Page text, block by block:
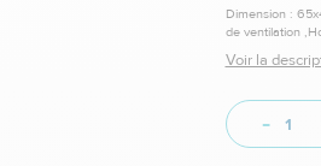
Dimension :
de ventilation
Voir la
-